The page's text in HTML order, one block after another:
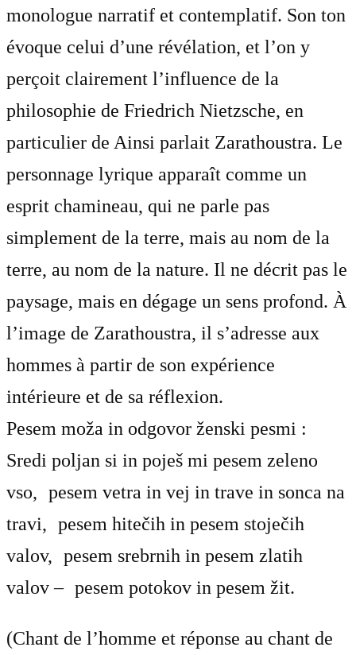
monologue narratif et contemplatif. Son ton
évoque celui d’une révélation, et l’on y
perçoit clairement l’influence de la
philosophie de Friedrich Nietzsche, en
particulier de Ainsi parlait Zarathoustra. Le
personnage lyrique apparaît comme un
esprit chamineau, qui ne parle pas
simplement de la terre, mais au nom de la
terre, au nom de la nature. Il ne décrit pas le
paysage, mais en dégage un sens profond. À
l’image de Zarathoustra, il s’adresse aux
hommes à partir de son expérience
intérieure et de sa réflexion.
Pesem moža in odgovor ženski pesmi :
Sredi poljan si in poješ mi pesem zeleno
vso, pesem vetra in vej in trave in sonca na
travi, pesem hitečih in pesem stoječih
valov, pesem srebrnih in pesem zlatih
valov – pesem potokov in pesem žit.
(Chant de l’homme et réponse au chant de